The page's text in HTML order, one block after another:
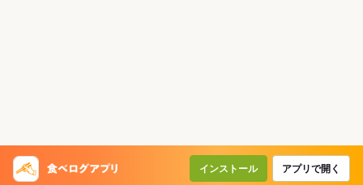
インストール アプリで開く